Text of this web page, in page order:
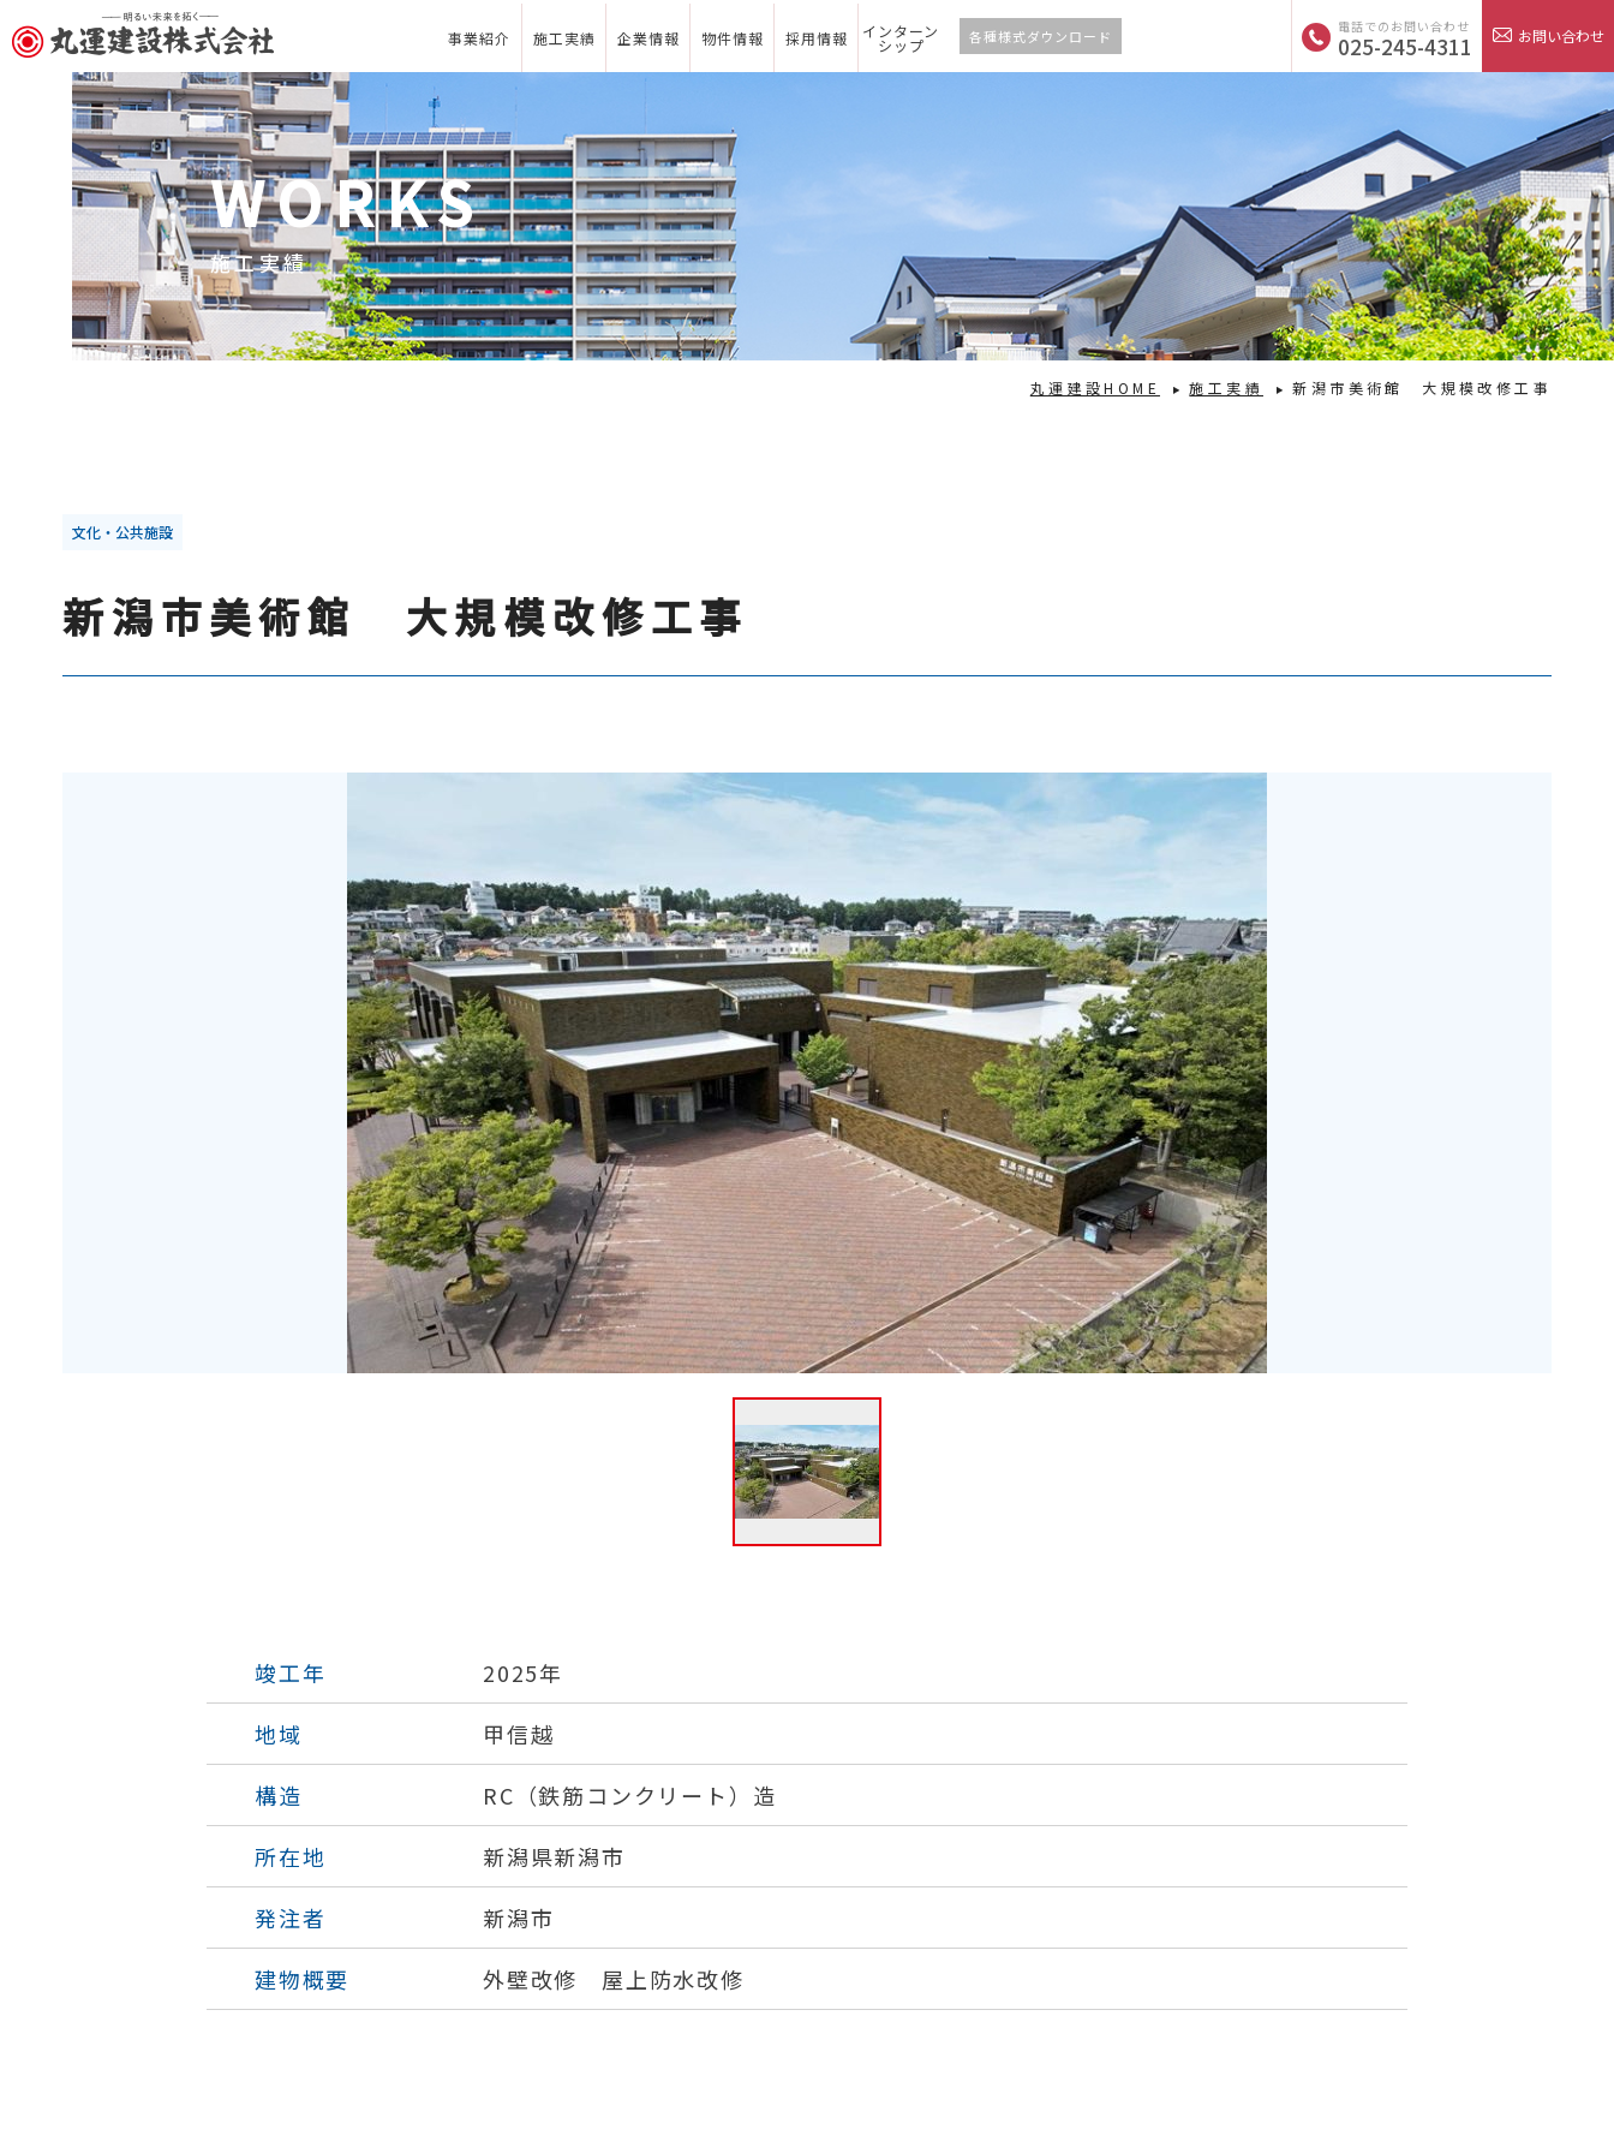
電話でのお問い合わせ
025-245-4311 お問い合わせ
各種様式ダウンロード
事業紹介 施工実績 企業情報 物件情報 採用情報 インターン
シップ
施工実績
WORKS
丸運建設HOME 施工実績 新潟市美術館 大規模改修工事
文化・公共施設
新潟市美術館 大規模改修工事
竣工年
2025年
地域
甲信越
構造
RC（鉄筋コンクリート）造
所在地
新潟県新潟市
発注者
新潟市
建物概要
外壁改修 屋上防水改修